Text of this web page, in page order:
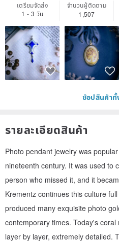
เตรียมจัดส่ง
1 - 3 วัน
จำนวนผู้ติดตาม
1,507
ช้อปสินค้า
รายละเอียดสินค้า
Photo pendant jewelry was
nineteenth century. It was used to
person who missed it, and it
Krementz continues this culture
produced many exquisite photo
contemporary times. Today's
layer by layer, extremely detailed.